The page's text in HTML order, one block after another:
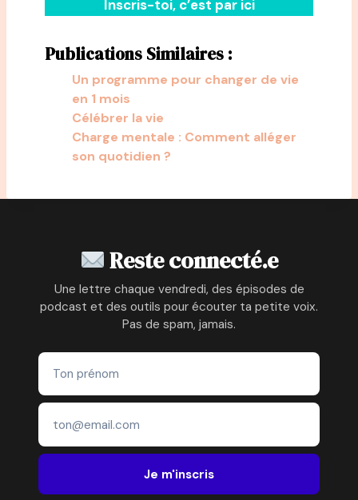
Inscris-toi, c’est par ici
Publications Similaires :
Un programme pour changer de vie
en 1 mois
Célébrer la vie
Charge mentale : Comment alléger
son quotidien ?
Reste connecté.e
Une lettre chaque vendredi, des épisodes de
podcast et des outils pour écouter ta petite voix.
Pas de spam, jamais.
Je m'inscris